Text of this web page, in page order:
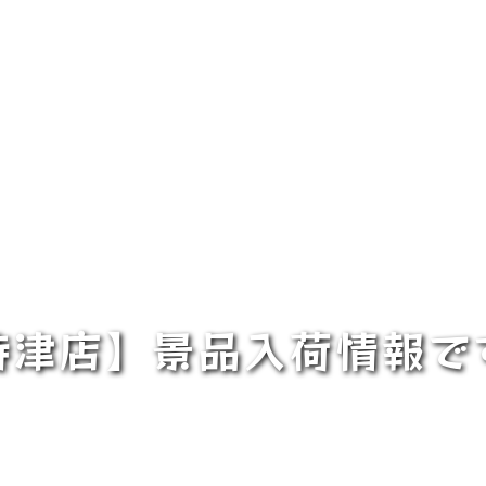
店】景品入荷情報